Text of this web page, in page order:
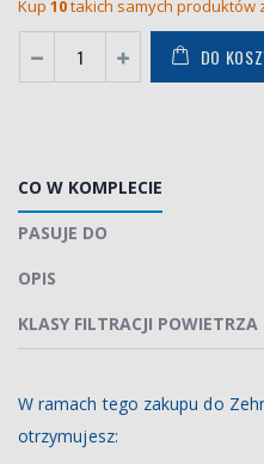
Kup 10takich samych produktów
DO
CO W KOMPLECIE
PASUJE DO
OPIS
KLASY FILTRACJI POWIETRZA
W ramach tego zakupu do
otrzymujesz: